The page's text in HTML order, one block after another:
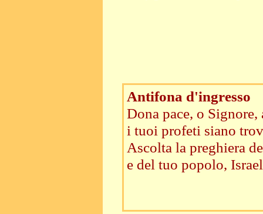
Antifona d'ingresso
Dona pace, o
i tuoi profeti siano
Ascolta la preghiera
e del tuo popolo,